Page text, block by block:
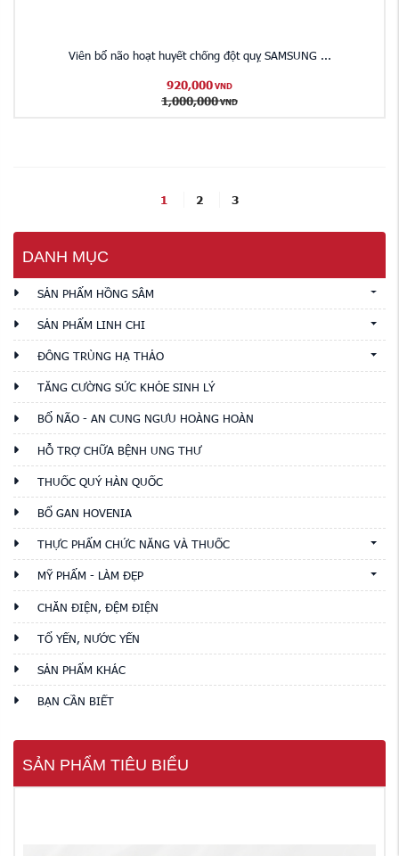
Viên bổ não hoạt huyết chống đột quỵ SAMSUNG ...
920,000 VND
1,000,000 VND
1 2 3
DANH MỤC
SẢN PHẨM HỒNG SÂM
SẢN PHẨM LINH CHI
ĐÔNG TRÙNG HẠ THẢO
TĂNG CƯỜNG SỨC KHỎE SINH LÝ
BỔ NÃO - AN CUNG NGƯU HOÀNG HOÀN
HỖ TRỢ CHỮA BỆNH UNG THƯ
THUỐC QUÝ HÀN QUỐC
BỔ GAN HOVENIA
THỰC PHẨM CHỨC NĂNG VÀ THUỐC
MỸ PHẨM - LÀM ĐẸP
CHĂN ĐIỆN, ĐỆM ĐIỆN
TỔ YẾN, NƯỚC YẾN
SẢN PHẨM KHÁC
BẠN CẦN BIẾT
SẢN PHẨM TIÊU BIỂU